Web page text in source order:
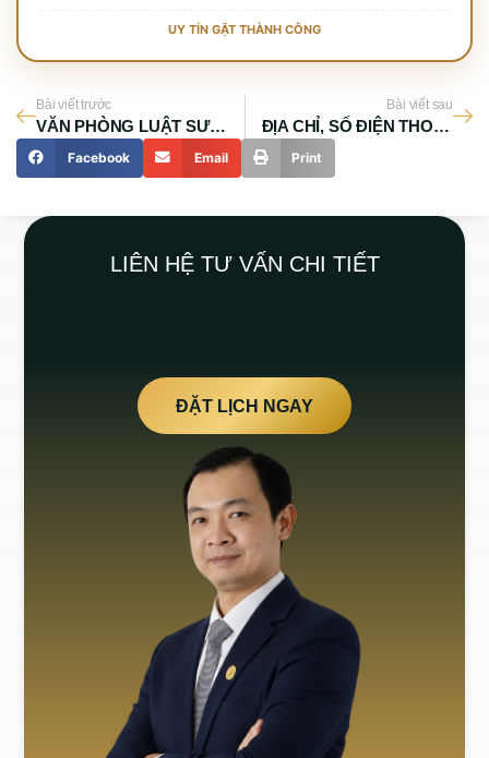
UY TÍN GẶT THÀNH CÔNG
Bài viết trước
VĂN PHÒNG LUẬT SƯ QUẬN TÂN PHÚ
Bài viết sau
ĐỊA CHỈ, SỐ ĐIỆN THOẠI TOÀ ÁN NHÂN DÂN QUẬN TÂN PHÚ
Facebook Email Print
LIÊN HỆ TƯ VẤN CHI TIẾT
ĐẶT LỊCH NGAY